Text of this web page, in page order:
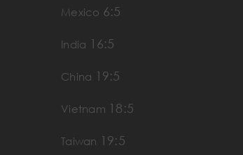
Mexico 6:5
India 16:5
China 19:5
Vietnam 18:5
Taiwan 19:5